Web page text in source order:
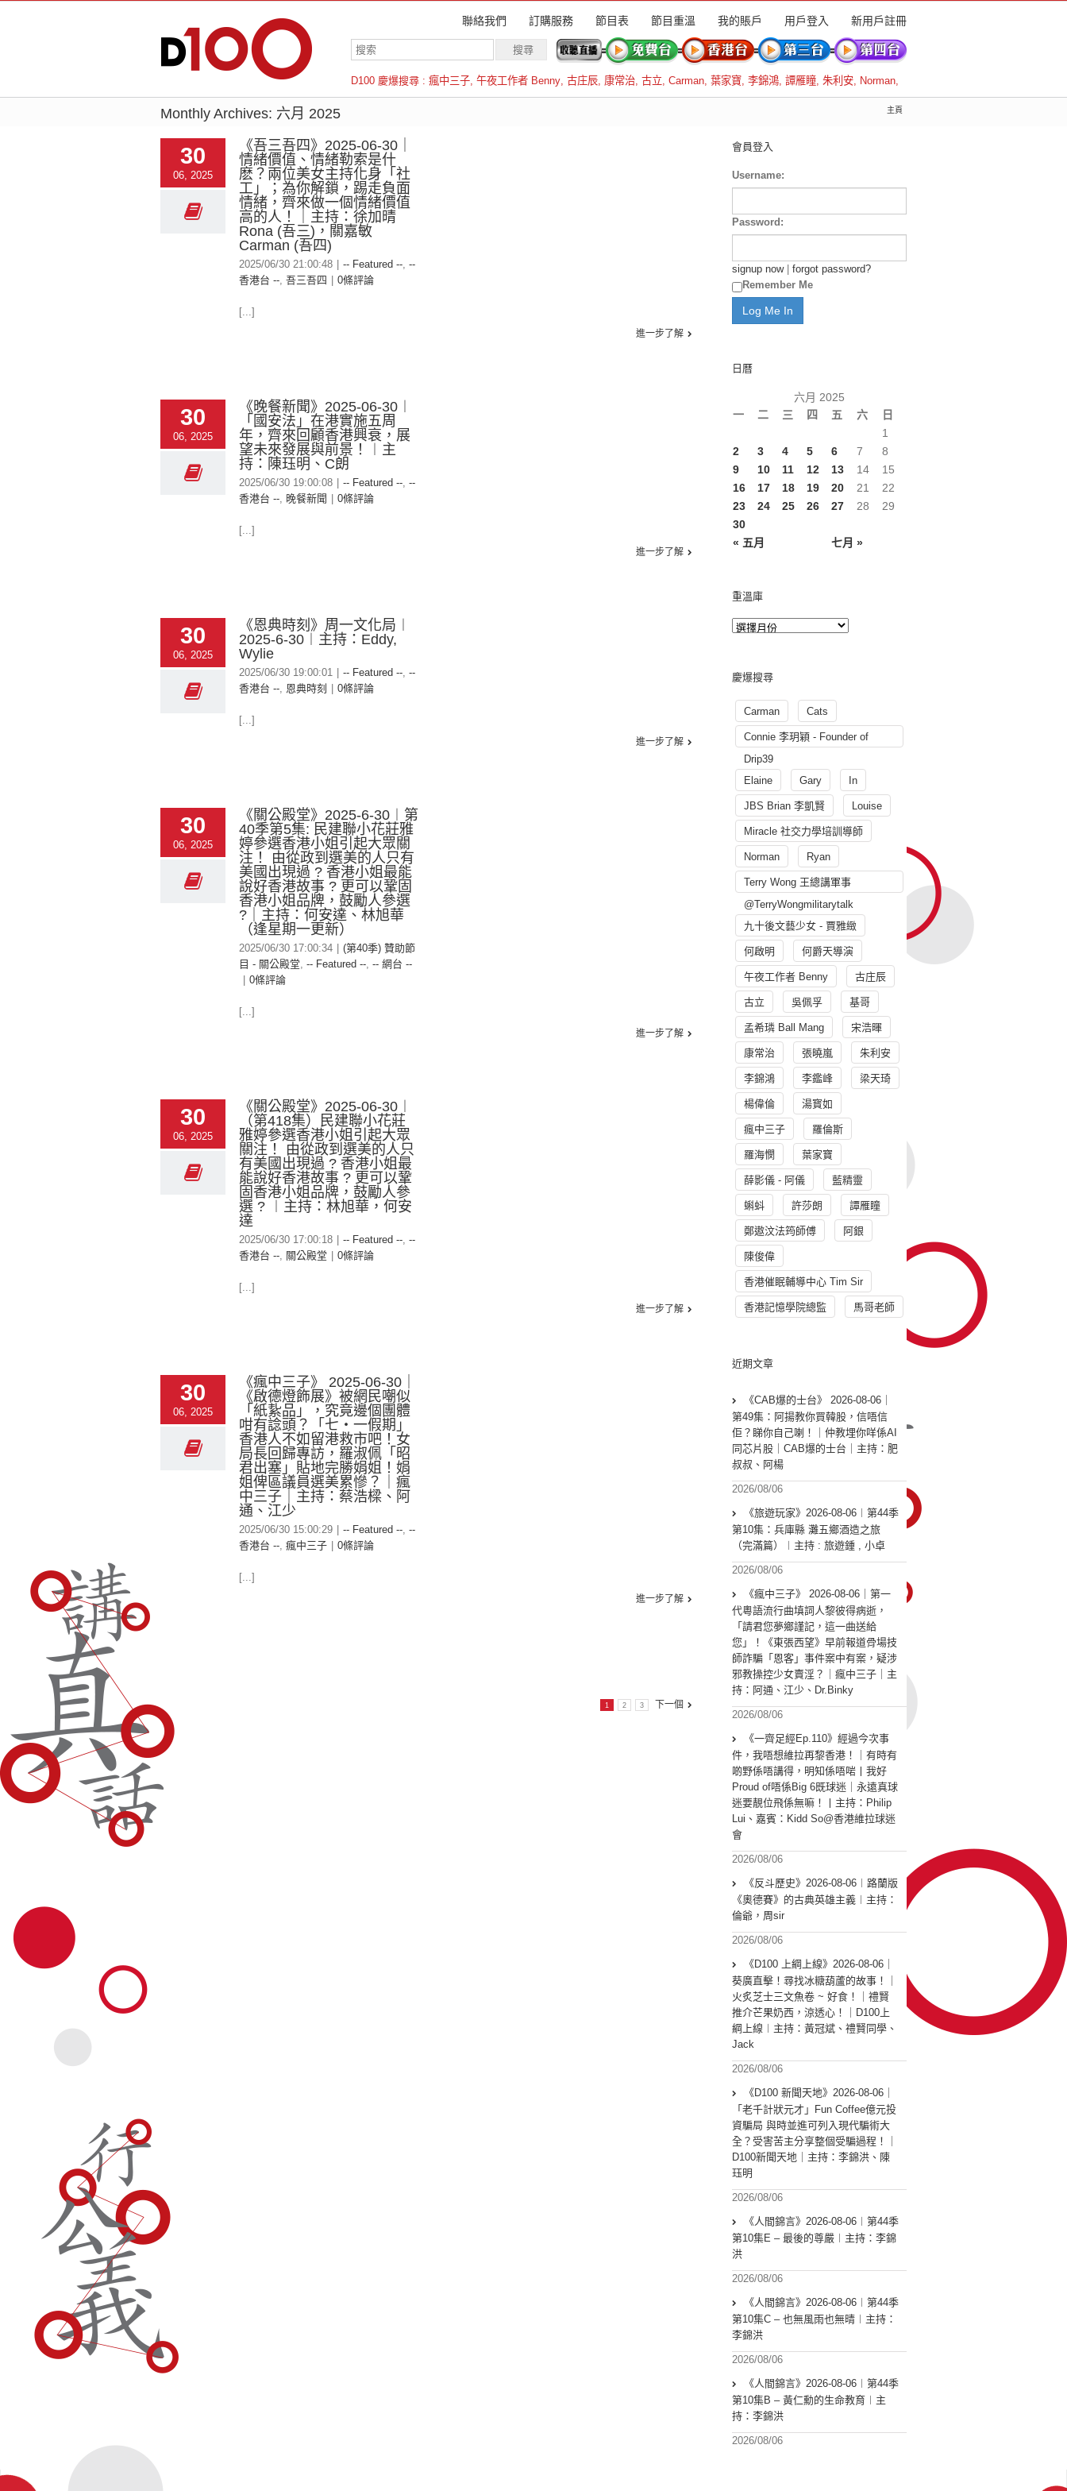
聯絡我們 訂購服務 節目表 節目重溫 我的賬戶 用戶登入 新用戶註冊
D100 慶爆搜尋 : 瘋中三子, 午夜工作者 Benny, 古庄辰, 康常治, 古立, Carman, 葉家寶, 李錦鴻, 譚雁瞳, 朱利安, Norman,
羅倫斯
Monthly Archives: 六月 2025 主頁
30
06, 2025
《吾三吾四》2025-06-30｜
情緒價值、情緒勒索是什
麽？兩位美女主持化身「社
工」；為你解鎖，踢走負面
情緒，齊來做一個情緒價值
高的人！｜主持：徐加晴
Rona (吾三)，關嘉敏
Carman (吾四)
2025/06/30 21:00:48 -- Featured --, --
香港台 --, 吾三吾四 0條評論
[...]
進一步了解
30
06, 2025
《晚餐新聞》2025-06-30︱
「國安法」在港實施五周
年，齊來回顧香港興衰，展
望未來發展與前景！︱主
持：陳珏明、C朗
2025/06/30 19:00:08 -- Featured --, --
香港台 --, 晚餐新聞 0條評論
[...]
進一步了解
30
06, 2025
《恩典時刻》周一文化局︱
2025-6-30︱主持：Eddy,
Wylie
2025/06/30 19:00:01 -- Featured --, --
香港台 --, 恩典時刻 0條評論
[...]
進一步了解
30
06, 2025
《關公殿堂》2025-6-30︱第
40季第5集: 民建聯小花莊雅
婷參選香港小姐引起大眾關
注！ 由從政到選美的人只有
美國出現過 ? 香港小姐最能
說好香港故事 ? 更可以鞏固
香港小姐品牌，鼓勵人參選
?｜主持：何安達、林旭華
（逢星期一更新）
2025/06/30 17:00:34
(第40季) 贊助節
目 - 關公殿堂, -- Featured --, -- 網台 --
0條評論
[...]
進一步了解
30
06, 2025
《關公殿堂》2025-06-30︱
（第418集）民建聯小花莊
雅婷參選香港小姐引起大眾
關注！ 由從政到選美的人只
有美國出現過 ? 香港小姐最
能說好香港故事 ? 更可以鞏
固香港小姐品牌，鼓勵人參
選 ? ︱主持：林旭華，何安
達
2025/06/30 17:00:18 -- Featured --, --
香港台 --, 關公殿堂 0條評論
[...]
進一步了解
30
06, 2025
《瘋中三子》 2025-06-30｜
《啟德燈飾展》被網民嘲似
「紙紥品」，究竟邊個團體
咁有諗頭？「七‧一假期」
香港人不如留港救市吧！女
局長回歸專訪，羅淑佩「昭
君出塞」貼地完勝娟姐！娟
姐俾區議員選美累慘？｜瘋
中三子｜主持：蔡浩樑、阿
通、江少
2025/06/30 15:00:29 -- Featured --, --
香港台 --, 瘋中三子 0條評論
[...]
進一步了解
1 2 3 下一個
會員登入
Username:
Password:
signup now| forgot password?
Remember Me
日曆
六月 2025
一
二 三 四 五 六 日
« 五月 七月 »
1
2
3 4 5 6 7
8
9
10 11 12 13 14
15
16
17 18 19 20 21
22
23
24 25 26 27 28
29
30
重溫庫
慶爆搜尋
Carman Cats
Connie 李玥穎 - Founder of
Drip39
Elaine
Gary In
JBS Brian 李凱賢 Louise
Miracle 社交力學培訓導師
Norman Ryan
Terry Wong 王總講軍事
@TerryWongmilitarytalk
九十後文藝少女 - 賈雅緻
何啟明 何爵天導演
午夜工作者 Benny 古庄辰
古立 吳佩孚 基哥
孟希璘 Ball Mang 宋浩暉
康常治 張曉嵐 朱利安
李錦鴻 李鑑峰 梁天琦
楊偉倫 湯寳如
瘋中三子 羅倫斯
羅海憫 葉家寶
薛影儀 - 阿儀 藍精靈
蝌蚪 許莎朗 譚雁瞳
鄭遨汶法筠師傅 阿銀
陳俊偉
香港催眠輔導中心 Tim Sir
香港記憶學院總監 馬哥老師
近期文章
《CAB爆的士台》 2026-08-06｜
第49集：阿揚教你買韓股，信唔信
佢？睇你自己喇！｜仲教埋你咩係AI
同芯片股｜CAB爆的士台｜主持：肥
叔叔、阿楊
2026/08/06
《旅遊玩家》2026-08-06︱第44季
第10集：兵庫縣 灘五鄉酒造之旅
（完滿篇）︱主持 : 旅遊鍾 , 小卓
2026/08/06
《瘋中三子》 2026-08-06｜第一
代粵語流行曲填詞人黎彼得病逝，
「請君您夢鄉謹記，這一曲送給
您」！《東張西望》早前報道骨場技
師詐騙「恩客」事件案中有案，疑涉
邪教操控少女賣淫？｜瘋中三子｜主
持：阿通、江少、Dr.Binky
2026/08/06
《一齊足經Ep.110》經過今次事
件，我唔想維拉再黎香港！｜有時有
啲野係唔講得，明知係唔啱丨我好
Proud of唔係Big 6既球迷｜永遠真球
迷要靚位飛係無嘛！丨主持：Philip
Lui、嘉賓：Kidd So@香港維拉球迷
會
2026/08/06
《反斗歷史》2026-08-06︱路蘭版
《奧德賽》的古典英雄主義︱主持：
倫爺，周sir
2026/08/06
《D100 上綱上線》2026-08-06｜
葵廣直擊！尋找冰糖葫蘆的故事！｜
火炙芝士三文魚卷 ~ 好食！｜禮賢
推介芒果奶西，涼透心！｜D100上
綱上線︱主持：黃冠斌、禮賢同學、
Jack
2026/08/06
《D100 新聞天地》2026-08-06｜
「老千計狀元才」Fun Coffee億元投
資騙局 與時並進可列入現代騙術大
全？受害苦主分享整個受騙過程！｜
D100新聞天地｜主持：李錦洪、陳
珏明
2026/08/06
《人間錦言》2026-08-06︱第44季
第10集E – 最後的尊嚴︱主持：李錦
洪
2026/08/06
《人間錦言》2026-08-06︱第44季
第10集C – 也無風雨也無晴︱主持：
李錦洪
2026/08/06
《人間錦言》2026-08-06︱第44季
第10集B – 黃仁勳的生命教育︱主
持：李錦洪
2026/08/06